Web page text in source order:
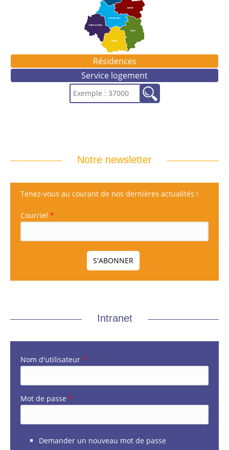
Résidences
Service logement
Notre newsletter
Tenez-vous au courant de nos dernières actualités !
Courriel *
Intranet
Nom d'utilisateur *
Mot de passe *
Demander un nouveau mot de passe